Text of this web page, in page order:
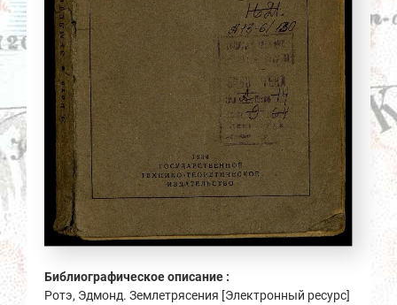
Библиографическое описание :
Ротэ, Эдмонд. Землетрясения [Электронный ресурс]